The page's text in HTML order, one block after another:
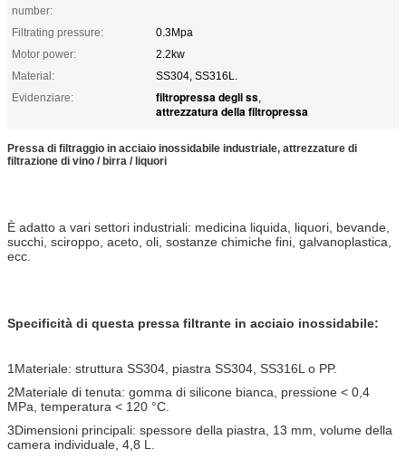
number:
Filtrating pressure:
0.3Mpa
Motor power:
2.2kw
Material:
SS304, SS316L.
Evidenziare:
filtropressa degli ss,
attrezzatura della filtropressa
Pressa di filtraggio in acciaio inossidabile industriale, attrezzature di
filtrazione di vino / birra / liquori
È adatto a vari settori industriali: medicina liquida, liquori, bevande,
succhi, sciroppo, aceto, oli, sostanze chimiche fini, galvanoplastica,
ecc.
Specificità di questa pressa filtrante in acciaio inossidabile:
1Materiale: struttura SS304, piastra SS304, SS316L o PP.
2Materiale di tenuta: gomma di silicone bianca, pressione < 0,4
MPa, temperatura < 120 °C.
3Dimensioni principali: spessore della piastra, 13 mm, volume della
camera individuale, 4,8 L.